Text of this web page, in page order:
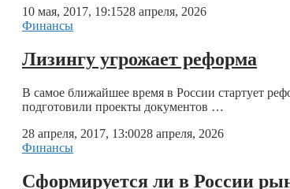
10 мая, 2017, 19:1528 апреля, 2026
Финансы
Лизингу угрожает реформа
В самое ближайшее время в России стартует
подготовили проекты документов …
28 апреля, 2017, 13:0028 апреля, 2026
Финансы
Сформируется ли в России